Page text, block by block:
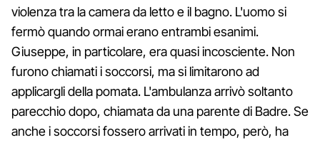
violenza tra la camera da letto e il bagno. L'uomo si
fermò quando ormai erano entrambi esanimi.
Giuseppe, in particolare, era quasi incosciente. Non
furono chiamati i soccorsi, ma si limitarono ad
applicargli della pomata. L'ambulanza arrivò soltanto
parecchio dopo, chiamata da una parente di Badre. Se
anche i soccorsi fossero arrivati in tempo, però, ha